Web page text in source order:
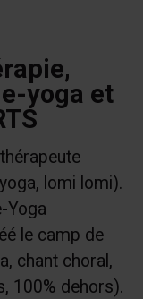
yoga et
lomi lomi).
Yoga
le camp de
chant choral,
100% dehors).